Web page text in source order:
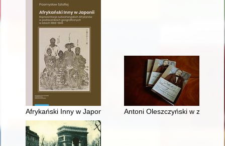
Afrykański Inny w Japonii : reprezentancja subsaharyjskich
Antoni Oleszczyński w